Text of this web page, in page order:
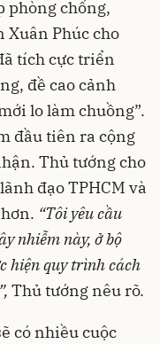
phòng chống,
Phúc cho
tích cực triển
đề cao cảnh
lo làm chuồng”.
đầu tiên ra cộng
Thủ tướng cho
đạo TPHCM và
“Tôi yêu cầu
nhiễmnày, ở bộ
hiện quy trình cách
Thủ tướng nêu rõ.
có nhiều cuộc